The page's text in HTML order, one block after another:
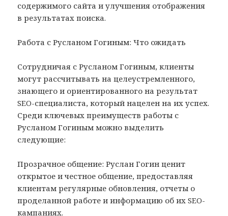
содержимого сайта и улучшения отображения
в результатах поиска.
Работа с Русланом Гогиным: Что ожидать
Сотрудничая с Русланом Гогиным, клиенты
могут рассчитывать на целеустремленного,
знающего и ориентированного на результат
SEO-специалиста, который нацелен на их успех.
Среди ключевых преимуществ работы с
Русланом Гогиным можно выделить
следующие:
Прозрачное общение: Руслан Гогин ценит
открытое и честное общение, предоставляя
клиентам регулярные обновления, отчеты о
проделанной работе и информацию об их SEO-
кампаниях.